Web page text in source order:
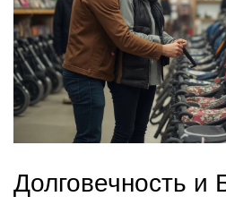
Долговечность и